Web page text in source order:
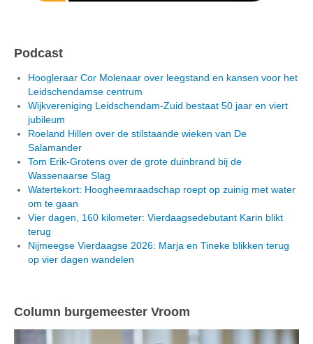
Podcast
Hoogleraar Cor Molenaar over leegstand en kansen voor het
Leidschendamse centrum
Wijkvereniging Leidschendam-Zuid bestaat 50 jaar en viert
jubileum
Roeland Hillen over de stilstaande wieken van De
Salamander
Tom Erik-Grotens over de grote duinbrand bij de
Wassenaarse Slag
Watertekort: Hoogheemraadschap roept op zuinig met water
om te gaan
Vier dagen, 160 kilometer: Vierdaagsedebutant Karin blikt
terug
Nijmeegse Vierdaagse 2026: Marja en Tineke blikken terug
op vier dagen wandelen
Column burgemeester Vroom